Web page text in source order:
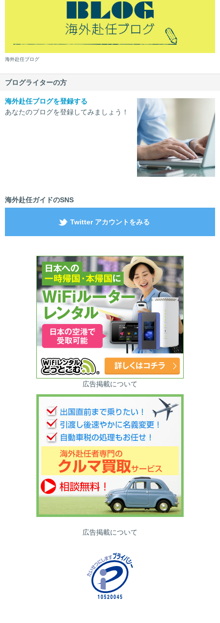
海外赴任ブログ
プログライターの方
海外赴任ブログを登録する
あなたのブログを登録してみましょう！
海外赴任ガイドのSNS
Twitter アカウントをみる
広告掲載について
広告掲載について